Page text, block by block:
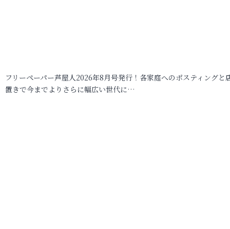
フリーペーパー芦屋人2026年8月号発行！各家庭へのポスティングと
置きで今までよりさらに幅広い世代に…